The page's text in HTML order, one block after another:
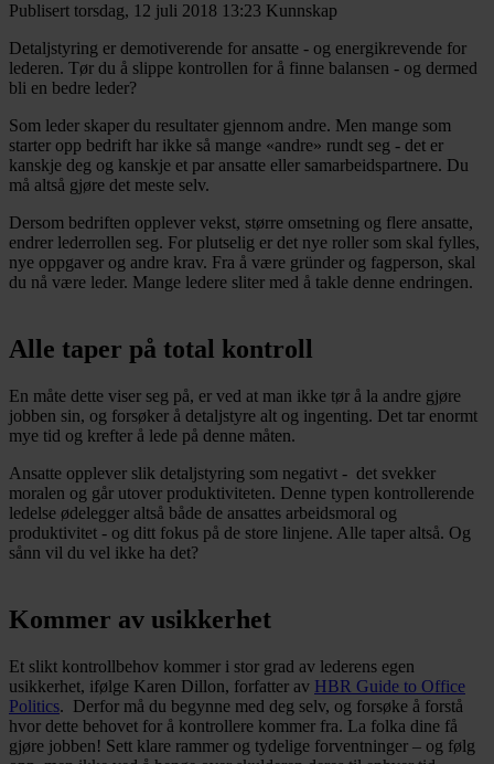
Publisert torsdag, 12 juli 2018 13:23 Kunnskap
Detaljstyring er demotiverende for ansatte - og energikrevende for
lederen. Tør du å slippe kontrollen for å finne balansen - og dermed
bli en bedre leder?
Som leder skaper du resultater gjennom andre. Men mange som
starter opp bedrift har ikke så mange «andre» rundt seg - det er
kanskje deg og kanskje et par ansatte eller samarbeidspartnere. Du
må altså gjøre det meste selv.
Dersom bedriften opplever vekst, større omsetning og flere ansatte,
endrer lederrollen seg. For plutselig er det nye roller som skal fylles,
nye oppgaver og andre krav. Fra å være gründer og fagperson, skal
du nå være leder. Mange ledere sliter med å takle denne endringen.
Alle taper på total kontroll
En måte dette viser seg på, er ved at man ikke tør å la andre gjøre
jobben sin, og forsøker å detaljstyre alt og ingenting. Det tar enormt
mye tid og krefter å lede på denne måten.
Ansatte opplever slik detaljstyring som negativt - det svekker
moralen og går utover produktiviteten. Denne typen kontrollerende
ledelse ødelegger altså både de ansattes arbeidsmoral og
produktivitet - og ditt fokus på de store linjene. Alle taper altså. Og
sånn vil du vel ikke ha det?
Kommer av usikkerhet
Et slikt kontrollbehov kommer i stor grad av lederens egen
usikkerhet, ifølge Karen Dillon, forfatter av HBR Guide to Office
Politics. Derfor må du begynne med deg selv, og forsøke å forstå
hvor dette behovet for å kontrollere kommer fra. La folka dine få
gjøre jobben! Sett klare rammer og tydelige forventninger – og følg